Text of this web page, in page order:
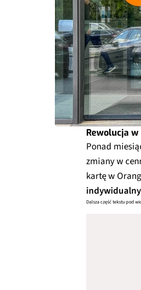
Rewolucja
Ponad
zmiany w
kartę w
Dalsza część tekstu pod